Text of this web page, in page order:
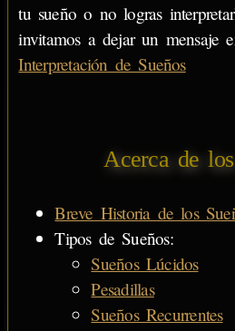
tu sueño o no logras
invitamos a dejar un mensaje
Interpretación de Sueños
Acerca de
Breve Historia de los
Tipos de Sueños:
Sueños Lúcidos
Pesadillas
Sueños Recurrentes